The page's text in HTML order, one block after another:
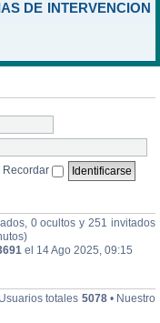
DE INTERVENCION
Recordar
0 ocultos y 251 invitados
el 14 Ago 2025, 09:15
totales 5078• Nuestro